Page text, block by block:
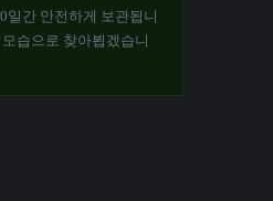
간 안전하게 보관됩니
습으로 찾아뵙겠습니